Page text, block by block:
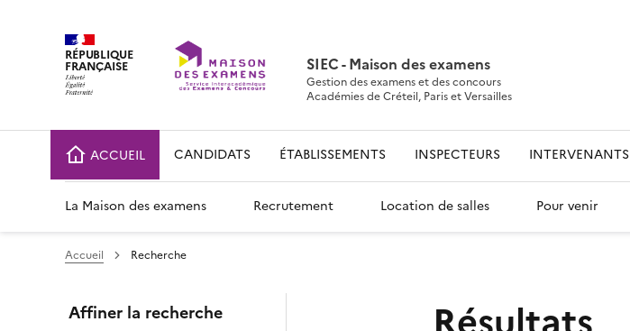
RÉPUBLIQUE
FRANÇAISE SIEC - Maison des examens
Gestion des examens et des concours
Académies de Créteil, Paris et Versailles
ACCUEIL CANDIDATS ÉTABLISSEMENTS INSPECTEURS INTERVENANTS
La Maison des examens Recrutement Location de salles Pour venir
Accueil Recherche
Affiner la recherche